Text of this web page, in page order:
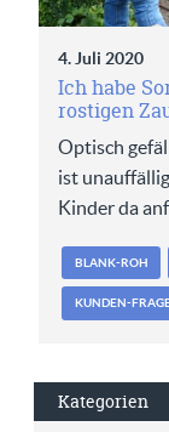
4. Juli 2020
Ich habe
rostigen
Optisch
ist
Kinder da
BLANK-ROH
KUNDEN-
Kategorien